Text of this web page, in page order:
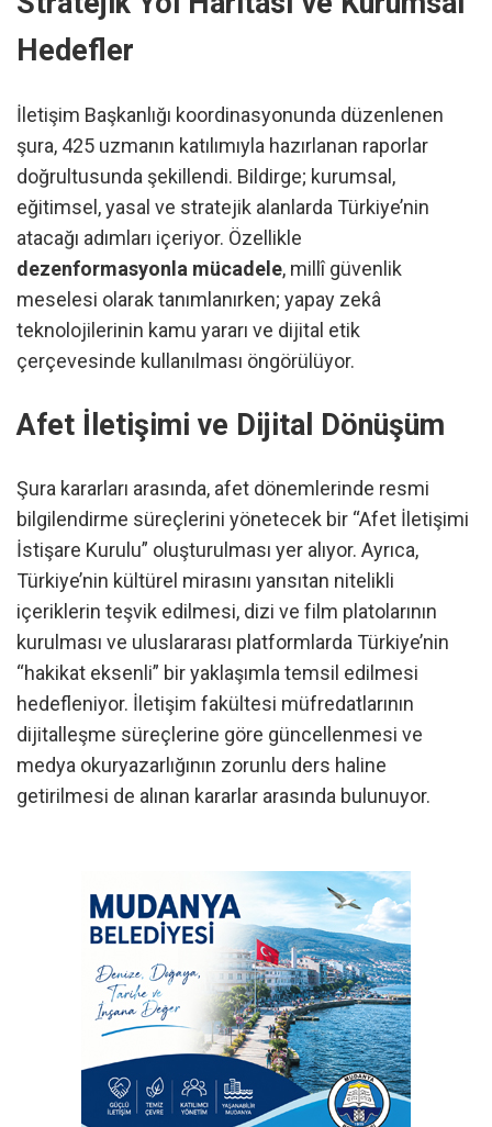
Hedefler
İletişim Başkanlığı koordinasyonunda düzenlenen
şura, 425 uzmanın katılımıyla hazırlanan raporlar
doğrultusunda şekillendi. Bildirge; kurumsal,
eğitimsel, yasal ve stratejik alanlarda Türkiye’nin
atacağı adımları içeriyor. Özellikle
dezenformasyonla mücadele, millî güvenlik
meselesi olarak tanımlanırken; yapay zekâ
teknolojilerinin kamu yararı ve dijital etik
çerçevesinde kullanılması öngörülüyor.
Afet İletişimi ve Dijital Dönüşüm
Şura kararları arasında, afet dönemlerinde resmi
bilgilendirme süreçlerini yönetecek bir “Afet İletişimi
İstişare Kurulu” oluşturulması yer alıyor. Ayrıca,
Türkiye’nin kültürel mirasını yansıtan nitelikli
içeriklerin teşvik edilmesi, dizi ve film platolarının
kurulması ve uluslararası platformlarda Türkiye’nin
“hakikat eksenli” bir yaklaşımla temsil edilmesi
hedefleniyor. İletişim fakültesi müfredatlarının
dijitalleşme süreçlerine göre güncellenmesi ve
medya okuryazarlığının zorunlu ders haline
getirilmesi de alınan kararlar arasında bulunuyor.